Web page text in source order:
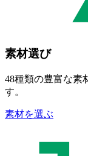
素材選び
48種類の豊富な素
す。
素材を選ぶ